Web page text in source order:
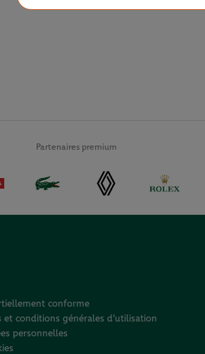
Partenaires premium
conforme
et conditions générales d'utilisation
personnelles